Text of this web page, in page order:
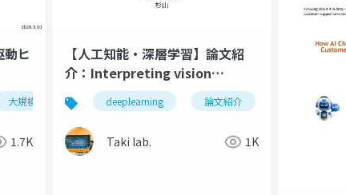
ヒ
大規模言語モデル フィジカルai ヒューマンインターフェース
1.7K
【人工知能・深層学習】論文紹
介：Interpreting vision
transformers via residual
replacement model
deeplearning 論文紹介 深層学習
Taki lab. 1K